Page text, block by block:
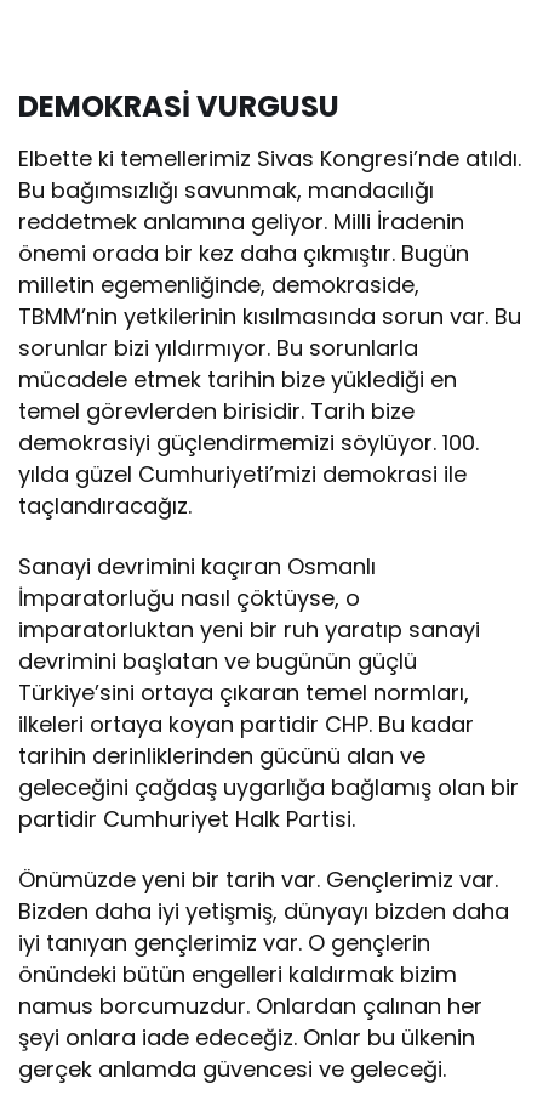
DEMOKRASİ VURGUSU
Elbette ki temellerimiz Sivas Kongresi’nde atıldı.
Bu bağımsızlığı savunmak, mandacılığı
reddetmek anlamına geliyor. Milli İradenin
önemi orada bir kez daha çıkmıştır. Bugün
milletin egemenliğinde, demokraside,
TBMM’nin yetkilerinin kısılmasında sorun var. Bu
sorunlar bizi yıldırmıyor. Bu sorunlarla
mücadele etmek tarihin bize yüklediği en
temel görevlerden birisidir. Tarih bize
demokrasiyi güçlendirmemizi söylüyor. 100.
yılda güzel Cumhuriyeti’mizi demokrasi ile
taçlandıracağız.
Sanayi devrimini kaçıran Osmanlı
İmparatorluğu nasıl çöktüyse, o
imparatorluktan yeni bir ruh yaratıp sanayi
devrimini başlatan ve bugünün güçlü
Türkiye’sini ortaya çıkaran temel normları,
ilkeleri ortaya koyan partidir CHP. Bu kadar
tarihin derinliklerinden gücünü alan ve
geleceğini çağdaş uygarlığa bağlamış olan bir
partidir Cumhuriyet Halk Partisi.
Önümüzde yeni bir tarih var. Gençlerimiz var.
Bizden daha iyi yetişmiş, dünyayı bizden daha
iyi tanıyan gençlerimiz var. O gençlerin
önündeki bütün engelleri kaldırmak bizim
namus borcumuzdur. Onlardan çalınan her
şeyi onlara iade edeceğiz. Onlar bu ülkenin
gerçek anlamda güvencesi ve geleceği.